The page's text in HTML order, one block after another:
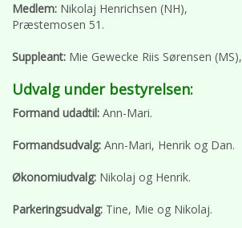
Medlem: Nikolaj Henrichsen (NH),
Præstemosen 51.
Suppleant: Mie Gewecke Riis Sørensen (MS),
Udvalg under bestyrelsen:
Formand udadtil: Ann-Mari.
Formandsudvalg: Ann-Mari, Henrik og Dan.
Økonomiudvalg: Nikolaj og Henrik.
Parkeringsudvalg: Tine, Mie og Nikolaj.